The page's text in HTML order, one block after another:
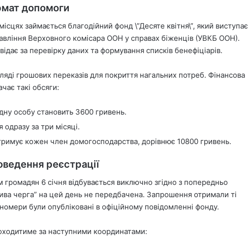
допомоги
займається благодійний фонд \”Десяте квітня\”, який виступає
Верховного комісара ООН у справах біженців (УВКБ ООН).
за перевірку даних та формування списків бенефіціарів.
грошових переказів для покриття нагальних потреб. Фінансова
такі обсяги:
особу становить 3600 гривень.
одразу за три місяці.
кожен член домогосподарства, дорівнює 10800 гривень.
реєстрації
6 січня відбувається виключно згідно з попередньо
черга” на цей день не передбачена. Запрошення отримали ті
були опубліковані в офіційному повідомленні фонду.
за наступними координатами: